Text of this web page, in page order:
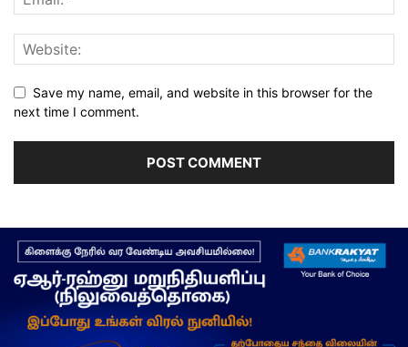
Save my name, email, and website in this browser for the
next time I comment.